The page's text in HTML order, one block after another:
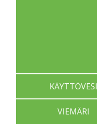
KÄYTTÖVESI
VIEMÄRI